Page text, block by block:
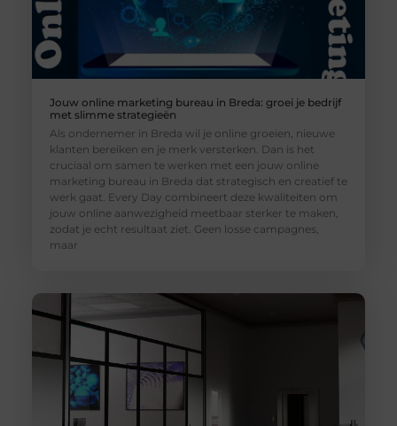
Jouw online marketing bureau in Breda: groei je bedrijf
met slimme strategieën
Als ondernemer in Breda wil je online groeien, nieuwe
klanten bereiken en je merk versterken. Dan is het
cruciaal om samen te werken met een jouw online
marketing bureau in Breda dat strategisch en creatief te
werk gaat. Every Day combineert deze kwaliteiten om
jouw online aanwezigheid meetbaar sterker te maken,
zodat je echt resultaat ziet. Geen losse campagnes,
maar